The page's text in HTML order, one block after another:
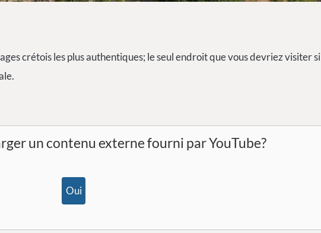
crétois les plus authentiques; le seul endroit que vous devriez visiter si
un contenu externe fourni parYouTube?
Oui